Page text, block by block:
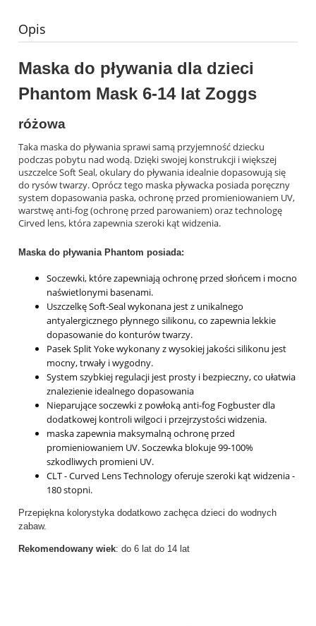
Opis
Maska do pływania dla dzieci
Phantom Mask 6-14 lat Zoggs
różowa
Taka maska do pływania sprawi samą przyjemność dziecku
podczas pobytu nad wodą. Dzięki swojej konstrukcji i większej
uszczelce Soft Seal, okulary do pływania idealnie dopasowują się
do rysów twarzy. Oprócz tego maska pływacka posiada poręczny
system dopasowania paska, ochronę przed promieniowaniem UV,
warstwę anti-fog (ochronę przed parowaniem) oraz technologę
Cirved lens, która zapewnia szeroki kąt widzenia.
Maska do pływania Phantom posiada:
Soczewki, które zapewniają ochronę przed słońcem i mocno
naświetlonymi basenami.
Uszczelkę Soft-Seal wykonana jest z unikalnego
antyalergicznego płynnego silikonu, co zapewnia lekkie
dopasowanie do konturów twarzy.
Pasek Split Yoke wykonany z wysokiej jakości silikonu jest
mocny, trwały i wygodny.
System szybkiej regulacji jest prosty i bezpieczny, co ułatwia
znalezienie idealnego dopasowania
Nieparujące soczewki z powłoką anti-fog Fogbuster dla
dodatkowej kontroli wilgoci i przejrzystości widzenia.
maska zapewnia maksymalną ochronę przed
promieniowaniem UV. Soczewka blokuje 99-100%
szkodliwych promieni UV.
CLT - Curved Lens Technology oferuje szeroki kąt widzenia -
180 stopni.
Przepiękna kolorystyka dodatkowo zachęca dzieci do wodnych
zabaw.
Rekomendowany wiek: do 6 lat do 14 lat